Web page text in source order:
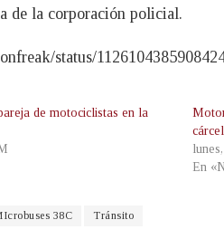
de la corporación policial.
status/
de motociclistas en la
En
38C Tránsito